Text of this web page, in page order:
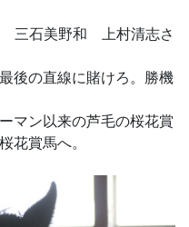
三石美野和 上村清志さ
後の直線に賭けろ。勝機
マン以来の芦毛の桜花賞
花賞馬へ。